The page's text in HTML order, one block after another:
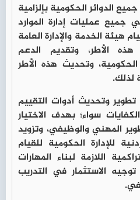
الدوائر الحكومية بإلزامية
جميع عمليات إدارة الموارد
هيئة الخدمة والإدارة العامة
الأطر، وتقديم الدعم
وتحديث هذه الأطر
لذلك.
وتحديث أدوات التقييم
سواء؛ بهدف الاختيار
المهني والوظيفي، وتزويد
للإدارة الحكومية للقيام
اللازمة لبناء المهارات
الاستثمار في التدريب